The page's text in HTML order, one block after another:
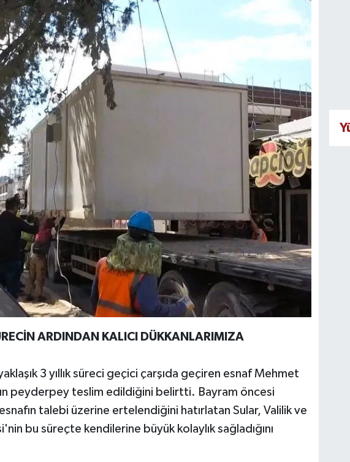
ARDINDAN KALICI DÜKKANLARIMIZA
3 yıllık süreci geçici çarşıda geçiren esnaf Mehmet
peyderpey teslim edildiğini belirtti. Bayram öncesi
talebi üzerine ertelendiğini hatırlatan Sular, Valilik ve
bu süreçte kendilerine büyük kolaylık sağladığını